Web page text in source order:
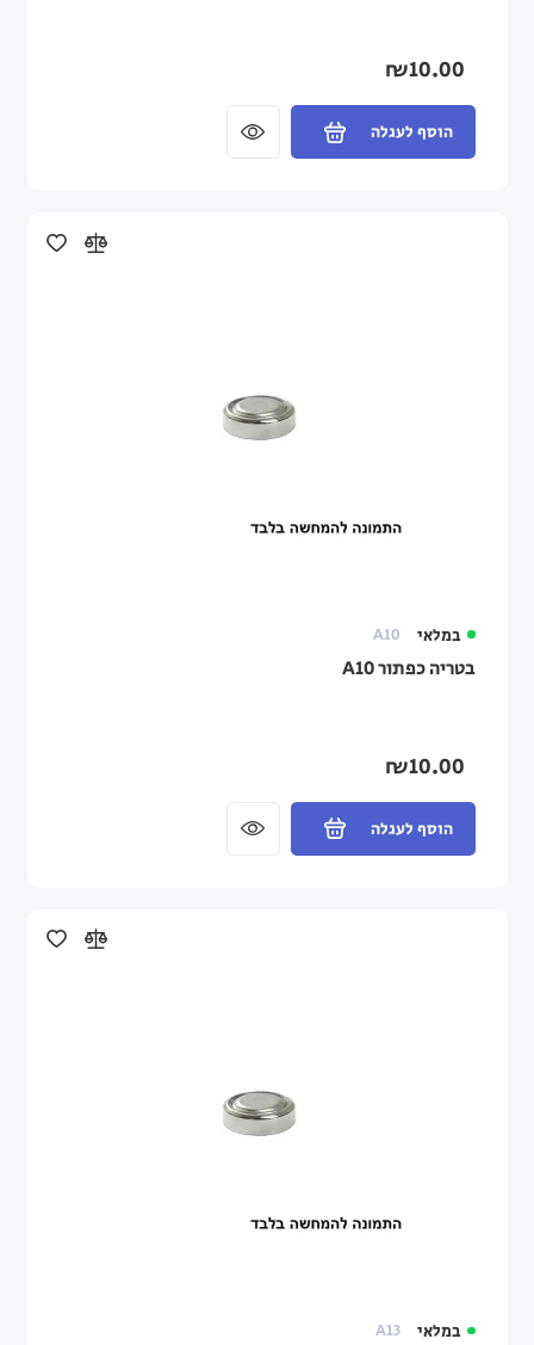
₪10.00
הוסף לעגלה
במלאי A10
בטריה כפתור A10
₪10.00
הוסף לעגלה
במלאי A13